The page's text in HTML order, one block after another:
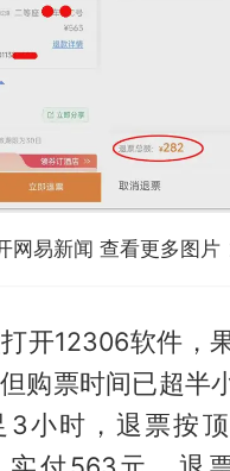
网易新闻 查看更多图片
开12306软件，
购票时间已超半
3小时，退票按